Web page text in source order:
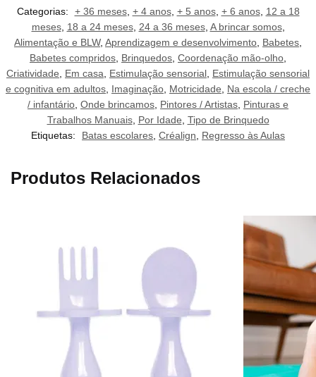
Categorias:
+ 36 meses, + 4 anos, + 5 anos, + 6 anos, 12 a 18
meses, 18 a 24 meses, 24 a 36 meses, A brincar somos,
Alimentação e BLW, Aprendizagem e desenvolvimento, Babetes,
Babetes compridos, Brinquedos, Coordenação mão-olho,
Criatividade, Em casa, Estimulação sensorial, Estimulação sensorial
e cognitiva em adultos, Imaginação, Motricidade, Na escola / creche
/ infantário, Onde brincamos, Pintores / Artistas, Pinturas e
Trabalhos Manuais, Por Idade, Tipo de Brinquedo
Etiquetas:
Batas escolares, Créalign, Regresso às Aulas
Produtos Relacionados